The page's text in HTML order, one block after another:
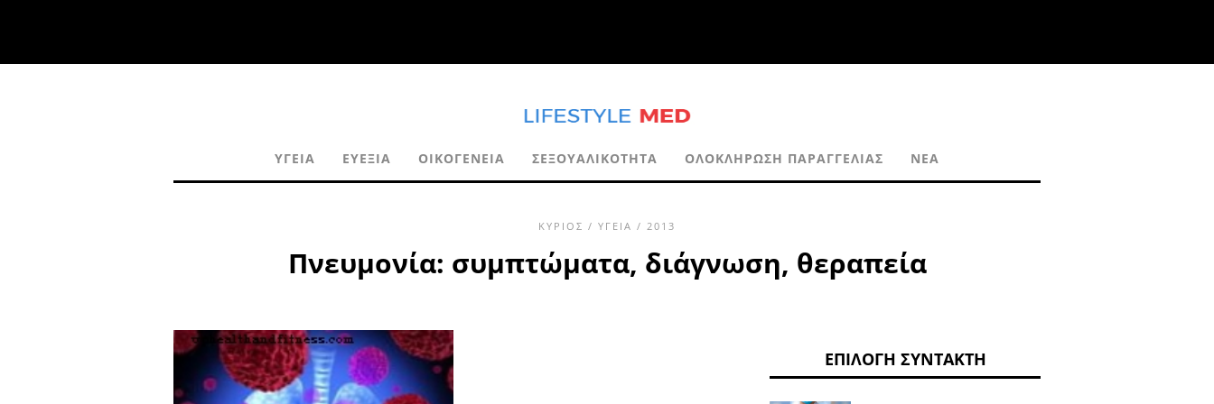
ΥΓΕΊΑ ΕΥΕΞΊΑ ΟΙΚΟΓΈΝΕΙΑ ΣΕΞΟΥΑΛΙΚΌΤΗΤΑ ΟΛΟΚΛΉΡΩΣΗ ΠΑΡΑΓΓΕΛΊΑΣ ΝΈΑ
ΚΎΡΙΟΣ / ΥΓΕΊΑ / 2013
Πνευμονία: συμπτώματα, διάγνωση, θεραπεία
ΕΠΙΛΟΓΉ ΣΥΝΤΆΚΤΗ